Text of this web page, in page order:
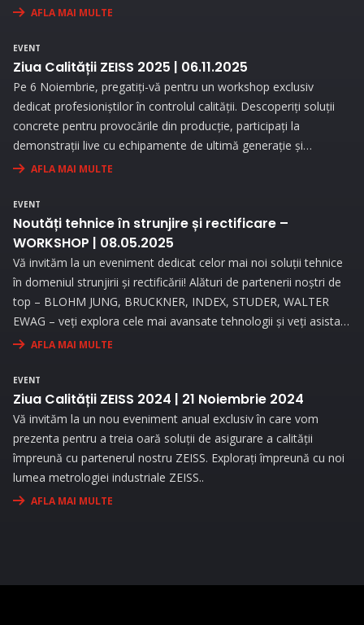
expoziții interesante și prin prezentări interactive!
AFLA MAI MULTE
EVENT
Ziua Calității ZEISS 2025 | 06.11.2025
Pe 6 Noiembrie, pregatiți-vă pentru un workshop exclusiv
dedicat profesioniștilor în controlul calității. Descoperiți soluții
concrete pentru provocările din producție, participați la
demonstrații live cu echipamente de ultimă generație și
beneficiați de consultanță personalizată pentru a vă optimiza
AFLA MAI MULTE
EVENT
Noutăți tehnice în strunjire și rectificare –
WORKSHOP | 08.05.2025
Vă invităm la un eveniment dedicat celor mai noi soluții tehnice
în domeniul strunjirii și rectificării! Alături de partenerii noștri de
top – BLOHM JUNG, BRUCKNER, INDEX, STUDER, WALTER
EWAG – veți explora cele mai avansate tehnologii și veți asista
la demonstrații live..
AFLA MAI MULTE
EVENT
Ziua Calității ZEISS 2024 | 21 Noiembrie 2024
Vă invităm la un nou eveniment anual exclusiv în care vom
prezenta pentru a treia oară soluții de asigurare a calității
împreună cu partenerul nostru ZEISS. Explorați împreună cu noi
lumea metrologiei industriale ZEISS..
AFLA MAI MULTE